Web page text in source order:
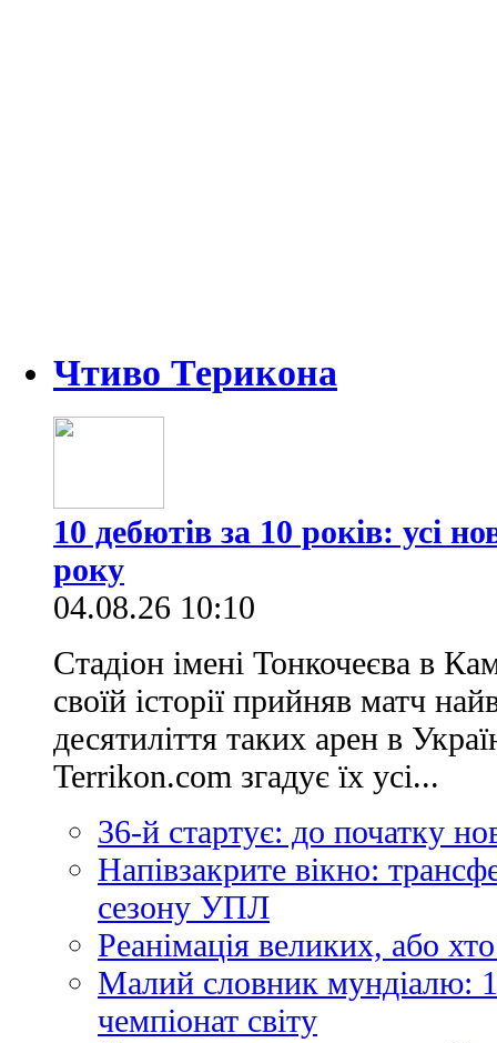
Чтиво Терикона
10 дебютів за 10 років: усі
року
04.08.26 10:10
Стадіон імені Тонкочеєва в
своїй історії прийняв матч
десятиліття таких арен в
Terrikon.com згадує їх усі...
36-й стартує: до початку
Напівзакрите вікно:
сезону УПЛ
Реанімація великих, або
Малий словник мундіалю:
чемпіонат світу